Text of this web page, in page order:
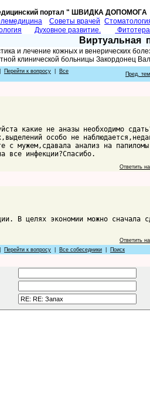
портал " ШВИДКА
Советы врачей
Духовное развитие.
Виртуальная
и лечение кожных и венерических
клинической больницы Закордонец
Перейти к вопросу
Все
Пред.
какие не аназы необходимо
особо не
с мужем,сдавала анализ на
все инфекции?Спасибо.
Ответить
В целях экономии можно сначала
Ответить
Перейти к вопросу Все собеседники Поиск